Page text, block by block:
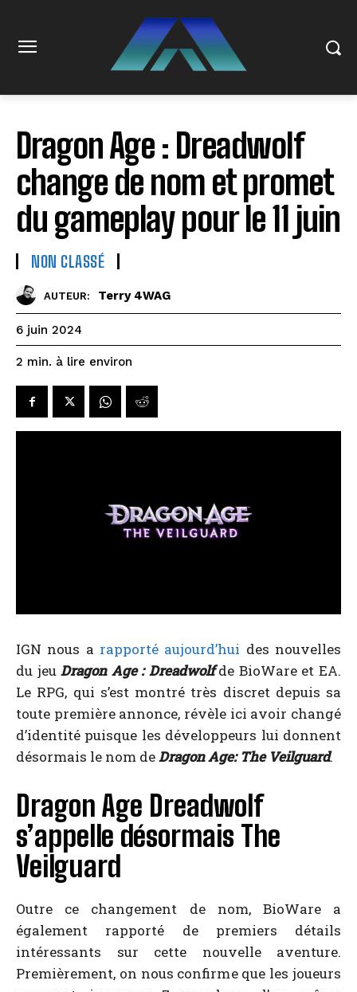
Dragon Age : Dreadwolf
change de nom et promet
du gameplay pour le 11 juin
NON CLASSÉ
AUTEUR: Terry 4WAG
6 juin 2024
2 min. à lire environ
IGN nous a rapporté aujourd’hui des nouvelles
du jeuDragon Age : Dreadwolfde BioWare et EA.
Le RPG, qui s’est montré très discret depuis sa
toute première annonce, révèle ici avoir changé
d’identité puisque les développeurs lui donnent
désormais le nom deDragon Age: The Veilguard.
Dragon Age Dreadwolf
s’appelle désormais The
Veilguard
Outre ce changement de nom, BioWare a
également rapporté de premiers détails
intéressants sur cette nouvelle aventure.
Premièrement, on nous confirme que les joueurs